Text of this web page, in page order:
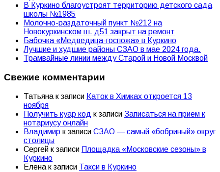
В Куркино благоустроят территорию детского сада
школы №1985
Молочно-раздаточный пункт №212 на
Новокуркинском ш. д51 закрыт на ремонт
Бабочка «Медведица-госпожа» в Куркино
Лучшие и худшие районы СЗАО в мае 2024 года.
Трамвайные линии между Старой и Новой Москвой
Свежие комментарии
Татьяна к записи Каток в Химках откроется 13
ноября
Получить куар код к записи Записаться на прием к
нотариусу онлайн
Владимир к записи СЗАО — самый «бобриный» округ
столицы
Сергей к записи Площадка «Московские сезоны» в
Куркино
Елена к записи Такси в Куркино